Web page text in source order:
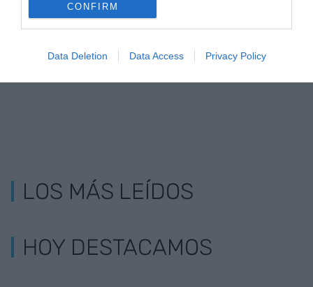
CONFIRM
Data Deletion Data Access Privacy Policy
startup del 2021
según Esade Alumni
cierra una ronda de
300.000 euros
LOS MÁS LEÍDOS
HOY DESTACAMOS